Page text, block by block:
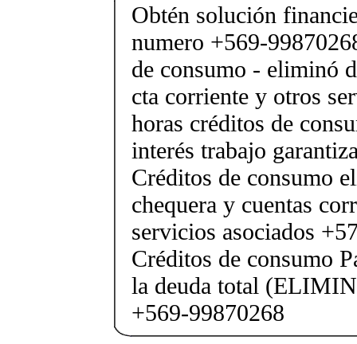
Obtén solución
numero +569-
de consumo - eliminó
cta corriente y otros
horas créditos de
interés trabajo
Créditos de consumo
chequera y cuentas
servicios asociados
Créditos de consumo
la deuda total
+569-99870268